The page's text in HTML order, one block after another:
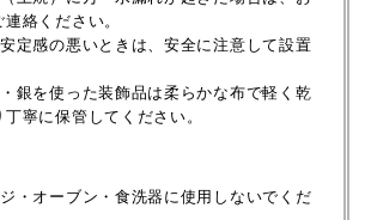
絡ください。
定感の悪いときは、安全に注意して設置
銀を使った装飾品は柔らかな布で軽く乾
寧に保管してください。
・オーブン・食洗器に使用しないでくだ